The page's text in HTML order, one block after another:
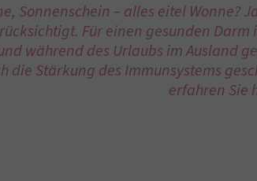
Sonnenschein – alles eitel Wonne?
Für einen gesunden
während des Urlaubs im Ausland
die Stärkung des Immunsystems
erfahren Sie